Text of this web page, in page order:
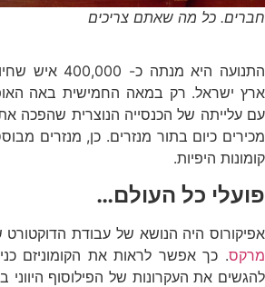
חברים. כל מה שאתם צריכים
התנועה היא
ארץ ישראל. רק במאה החמישית באה
עם עלייתה של הכנסייה הנוצרית שהפכה
מכירים כיום בתור מנזרים. כן, מנזרים
קומונות היפיות.
פועלי כל העולם…
אפיקורוס היה הנושא של עבודת
מרקס. כך אפשר לראות את הקומוניזם
להגשים את העקרונות של הפילוסוף היווני